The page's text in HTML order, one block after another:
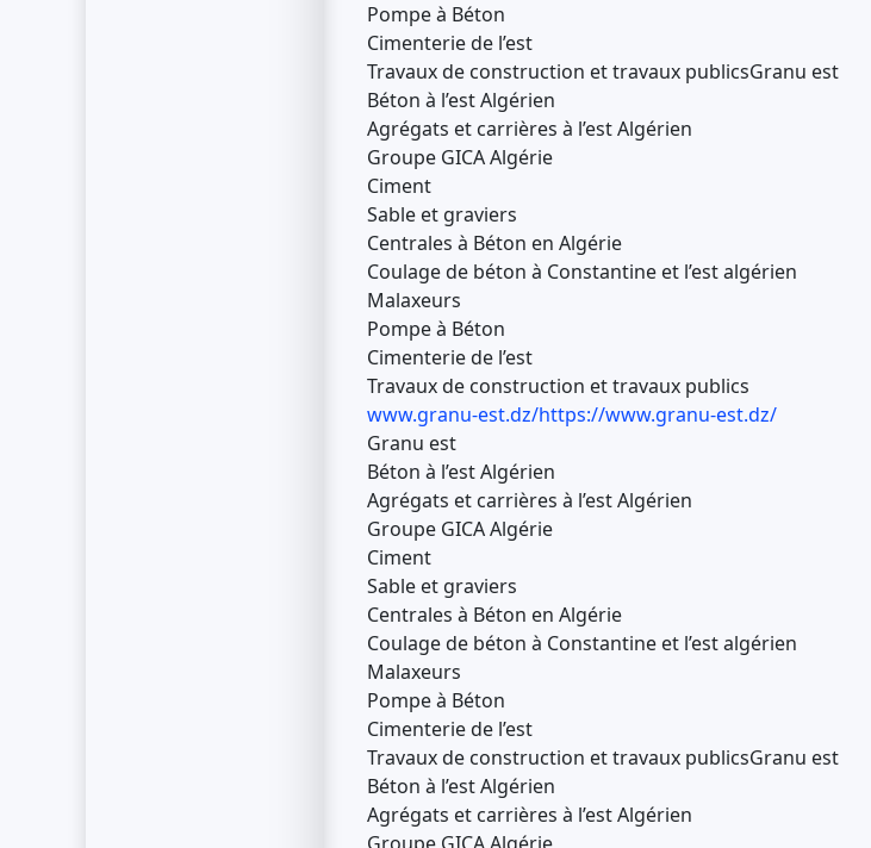
Pompe à Béton
Cimenterie de l’est
Travaux de construction et travaux publicsGranu est
Béton à l’est Algérien
Agrégats et carrières à l’est Algérien
Groupe GICA Algérie
Ciment
Sable et graviers
Centrales à Béton en Algérie
Coulage de béton à Constantine et l’est algérien
Malaxeurs
Pompe à Béton
Cimenterie de l’est
Travaux de construction et travaux publics
www.granu-est.dz/https://www.granu-est.dz/
Granu est
Béton à l’est Algérien
Agrégats et carrières à l’est Algérien
Groupe GICA Algérie
Ciment
Sable et graviers
Centrales à Béton en Algérie
Coulage de béton à Constantine et l’est algérien
Malaxeurs
Pompe à Béton
Cimenterie de l’est
Travaux de construction et travaux publicsGranu est
Béton à l’est Algérien
Agrégats et carrières à l’est Algérien